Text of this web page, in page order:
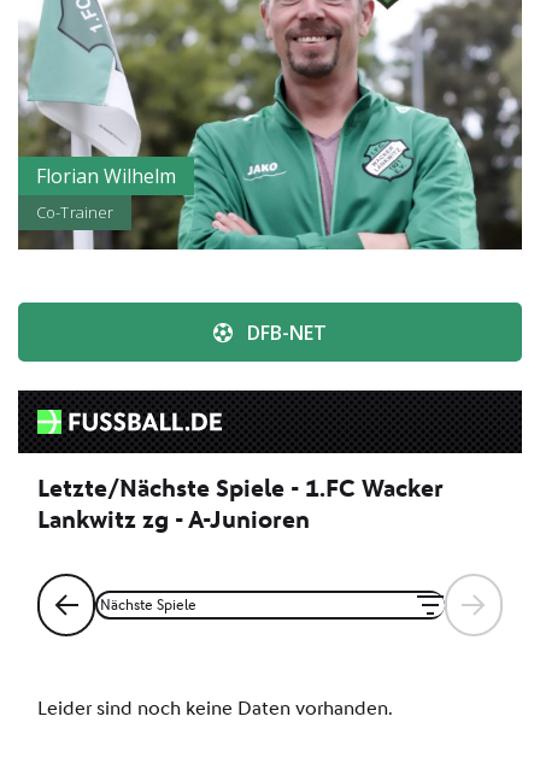
Florian Wilhelm
Co-Trainer
DFB-NET